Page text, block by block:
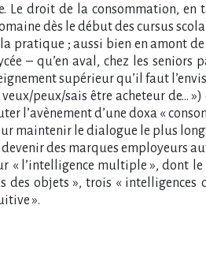
Le droit de la consommation,
dès le début des cursus
pratique ; aussi bien en amont
– qu’en aval, chez les
supérieur qu’il faut
peux/sais être acheteur de…
d’une doxa «
maintenir le dialogue le plus
des marques employeurs
« l’intelligence multiple »,
des objets », trois «
».